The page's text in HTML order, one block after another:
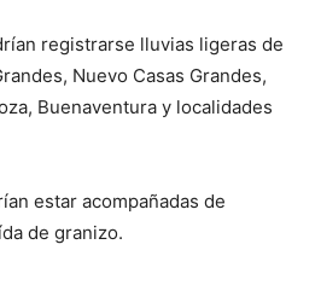
registrarse lluvias ligeras de
Nuevo Casas Grandes,
Buenaventura y localidades
estar acompañadas de
de granizo.